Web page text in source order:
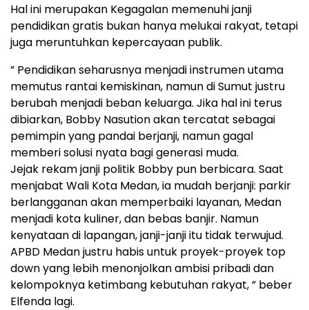
Hal ini merupakan Kegagalan memenuhi janji
pendidikan gratis bukan hanya melukai rakyat, tetapi
juga meruntuhkan kepercayaan publik.
” Pendidikan seharusnya menjadi instrumen utama
memutus rantai kemiskinan, namun di Sumut justru
berubah menjadi beban keluarga. Jika hal ini terus
dibiarkan, Bobby Nasution akan tercatat sebagai
pemimpin yang pandai berjanji, namun gagal
memberi solusi nyata bagi generasi muda.
Jejak rekam janji politik Bobby pun berbicara. Saat
menjabat Wali Kota Medan, ia mudah berjanji: parkir
berlangganan akan memperbaiki layanan, Medan
menjadi kota kuliner, dan bebas banjir. Namun
kenyataan di lapangan, janji-janji itu tidak terwujud.
APBD Medan justru habis untuk proyek-proyek top
down yang lebih menonjolkan ambisi pribadi dan
kelompoknya ketimbang kebutuhan rakyat, ” beber
Elfenda lagi.